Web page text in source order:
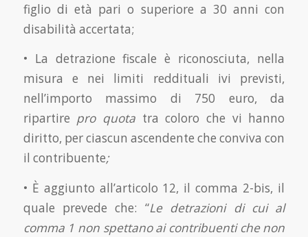
figlio di età pari o superiore a 30 anni con
disabilità accertata;
• La detrazione fiscale è riconosciuta, nella
misura e nei limiti reddituali ivi previsti,
nell’importo massimo di 750 euro, da
ripartire pro quotatra coloro che vi hanno
diritto, per ciascun ascendente che conviva con
il contribuente;
• È aggiunto all’articolo 12, il comma 2-bis, il
quale prevede che: “Le detrazioni di cui al
comma 1 non spettano ai contribuenti che non